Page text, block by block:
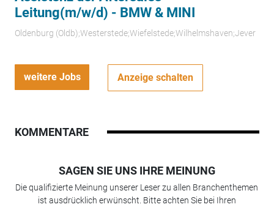
Leitung(m/w/d) - BMW & MINI
Oldenburg (Oldb);Westerstede;Wiefelstede;Wilhelmshaven;Jever
weitere Jobs Anzeige schalten
KOMMENTARE
SAGEN SIE UNS IHRE MEINUNG
Die qualifizierte Meinung unserer Leser zu allen Branchenthemen
ist ausdrücklich erwünscht. Bitte achten Sie bei Ihren